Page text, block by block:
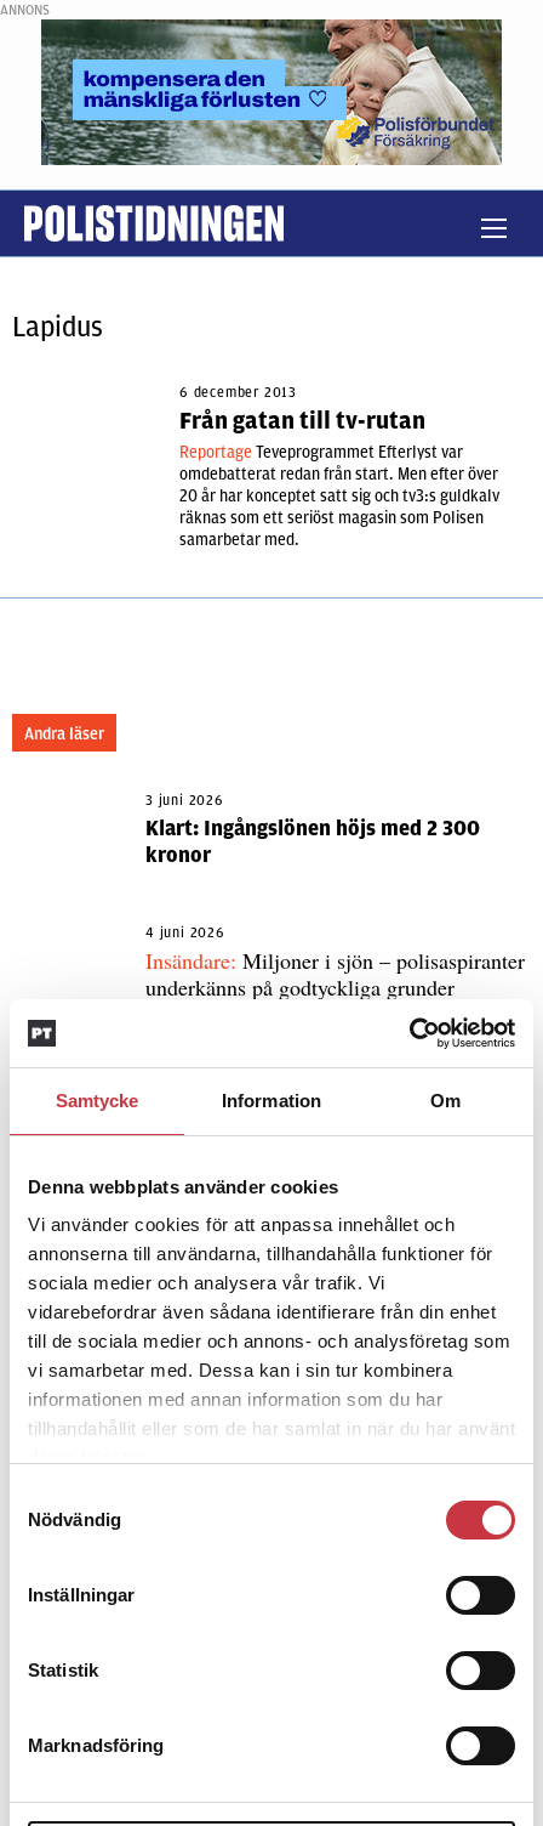
Samtycke Information Om
Denna webbplats använder cookies
Vi använder cookies för att anpassa innehållet och
annonserna till användarna, tillhandahålla funktioner för
sociala medier och analysera vår trafik. Vi
vidarebefordrar även sådana identifierare från din enhet
till de sociala medier och annons- och analysföretag som
vi samarbetar med. Dessa kan i sin tur kombinera
informationen med annan information som du har
tillhandahållit eller som de har samlat in när du har använt
Nödvändig
Inställningar
Statistik
Marknadsföring
ANNONS
Lapidus
6 december 2013
Från gatan till tv-rutan
Reportage Teveprogrammet Efterlyst var
omdebatterat redan från start. Men efter över
20 år har konceptet satt sig och tv3:s guldkalv
räknas som ett seriöst magasin som Polisen
samarbetar med.
Andra läser
3 juni 2026
Klart: Ingångslönen höjs med 2 300
kronor
4 juni 2026
Insändare: Miljoner i sjön – polisaspiranter
underkänns på godtyckliga grunder
Jens Mårtensson:Snart 20 år i tjänst – nu
ska han lära sig grunderna
4 juni 2026
Polisregionen erkänner fel: ”Kommer
att rättas till”
Debatt
Det är inte evidenskrav som